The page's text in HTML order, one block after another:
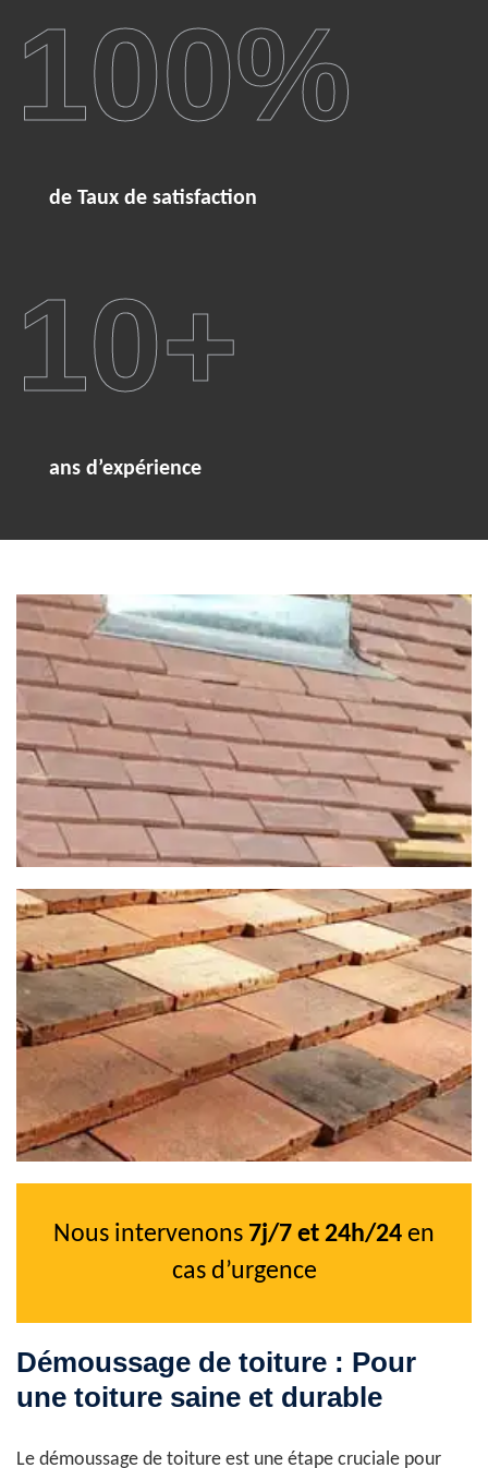
100%
de Taux de satisfaction
10+
ans d’expérience
Nous intervenons 7j/7 et 24h/24 en
cas d’urgence
Démoussage de toiture : Pour
une toiture saine et durable
Le démoussage de toiture est une étape cruciale pour